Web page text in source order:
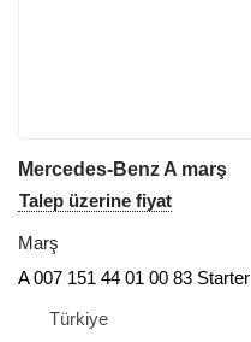
Mercedes-Benz A marş
Talep üzerine fiyat
Marş
A 007 151 44 01 00 83 Starter
Türkiye